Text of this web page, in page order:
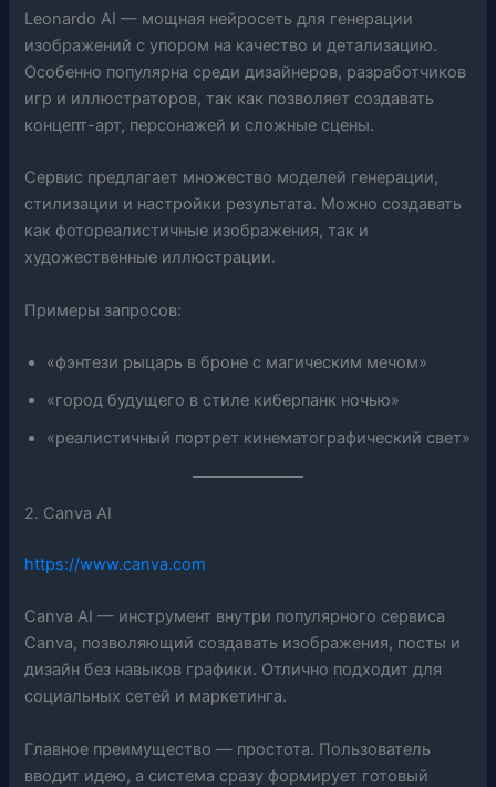
Leonardo AI — мощная нейросеть для генерации
изображений с упором на качество и детализацию.
Особенно популярна среди дизайнеров, разработчиков
игр и иллюстраторов, так как позволяет создавать
концепт-арт, персонажей и сложные сцены.
Сервис предлагает множество моделей генерации,
стилизации и настройки результата. Можно создавать
как фотореалистичные изображения, так и
художественные иллюстрации.
Примеры запросов:
«фэнтези рыцарь в броне с магическим мечом»
«город будущего в стиле киберпанк ночью»
«реалистичный портрет кинематографический свет»
2. Canva AI
https://www.canva.com
Canva AI — инструмент внутри популярного сервиса
Canva, позволяющий создавать изображения, посты и
дизайн без навыков графики. Отлично подходит для
социальных сетей и маркетинга.
Главное преимущество — простота. Пользователь
вводит идею, а система сразу формирует готовый